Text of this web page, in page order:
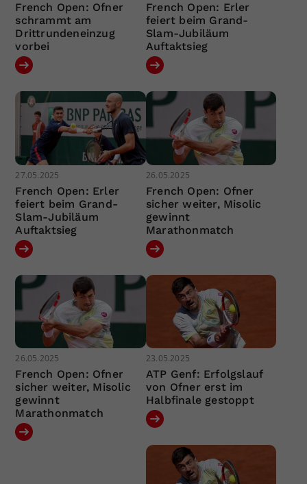
French Open: Ofner
schrammt am
Drittrundeneinzug
vorbei
French Open: Erler
feiert beim Grand-
Slam-Jubiläum
Auftaktsieg
27.05.2025
French Open: Erler
feiert beim Grand-
Slam-Jubiläum
Auftaktsieg
26.05.2025
French Open: Ofner
sicher weiter, Misolic
gewinnt
Marathonmatch
26.05.2025
French Open: Ofner
sicher weiter, Misolic
gewinnt
Marathonmatch
23.05.2025
ATP Genf: Erfolgslauf
von Ofner erst im
Halbfinale gestoppt